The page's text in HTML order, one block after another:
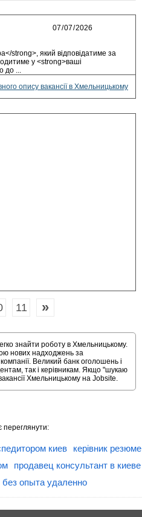
strong>, який відповідатиме за
у <strong>ваші
до ...
опису вакансії в Хмельницькому
11 »
знайти роботу в Хмельницькому.
нових надходжень за
Великий банк оголошень і
так і керівникам. Якщо "шукаю
Хмельницькому на Jobsite.
киев керівник резюме
продавец консультант в киеве
опыта удаленно